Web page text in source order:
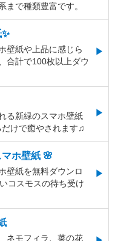
まで種類豊富です。
壁紙や上品に感じら
合計で100枚以上ダウ
る新緑のスマホ壁紙
けで癒やされます♫
ホ壁紙 🌸
壁紙を無料ダウンロ
コスモスの待ち受け
ネモフィラ、菜の花